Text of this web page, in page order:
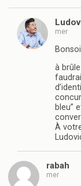
mer
à
bleu”
À
rabah
mer